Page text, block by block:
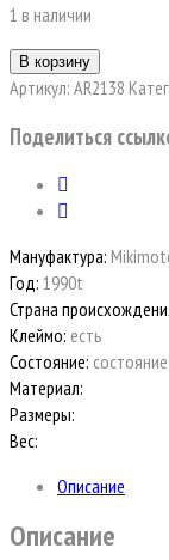
1 в наличии
В корзину
Артикул: AR2138
Поделиться
Мануфактура:
Год: 1990t
Страна
Клеймо: есть
Состояние:
Материал:
Размеры:
Вес:
Описание
Описание